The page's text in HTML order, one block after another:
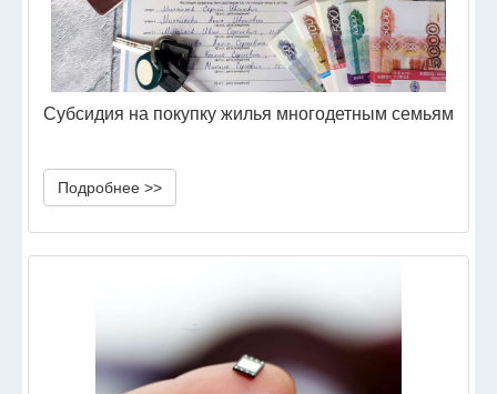
Субсидия на покупку жилья многодетным семьям
Подробнее >>